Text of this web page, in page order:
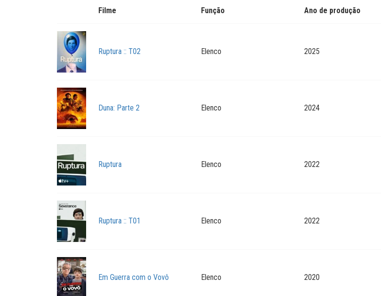
Filme Função Ano de produção
Ruptura :: T02 Elenco 2025
Duna: Parte 2 Elenco 2024
Ruptura Elenco 2022
Ruptura :: T01 Elenco 2022
Em Guerra com o Vovô Elenco 2020